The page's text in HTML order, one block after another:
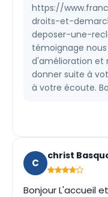
https://
droits-et-
deposer-une-
témoignage
d'amélioration et
donner suite à
à votre écoute.
C
christ
Bonjour L'accueil